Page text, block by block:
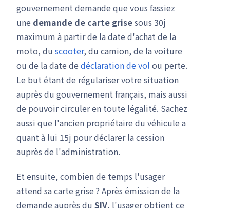
gouvernement demande que vous fassiez
une demande de carte grisesous 30j
maximum à partir de la date d'achat de la
moto, du scooter, du camion, de la voiture
ou de la date de déclaration de vol ou perte.
Le but étant de régulariser votre situation
auprès du gouvernement français, mais aussi
de pouvoir circuler en toute légalité. Sachez
aussi que l'ancien propriétaire du véhicule a
quant à lui 15j pour déclarer la cession
auprès de l'administration.
Et ensuite, combien de temps l'usager
attend sa carte grise ? Après émission de la
demande auprès du SIV, l'usager obtient ce